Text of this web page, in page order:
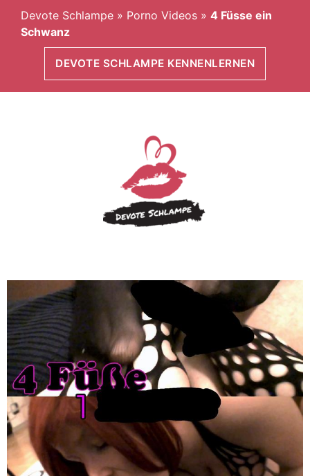
Devote Schlampe » Porno Videos » 4 Füsse ein
Schwanz
DEVOTE SCHLAMPE KENNENLERNEN